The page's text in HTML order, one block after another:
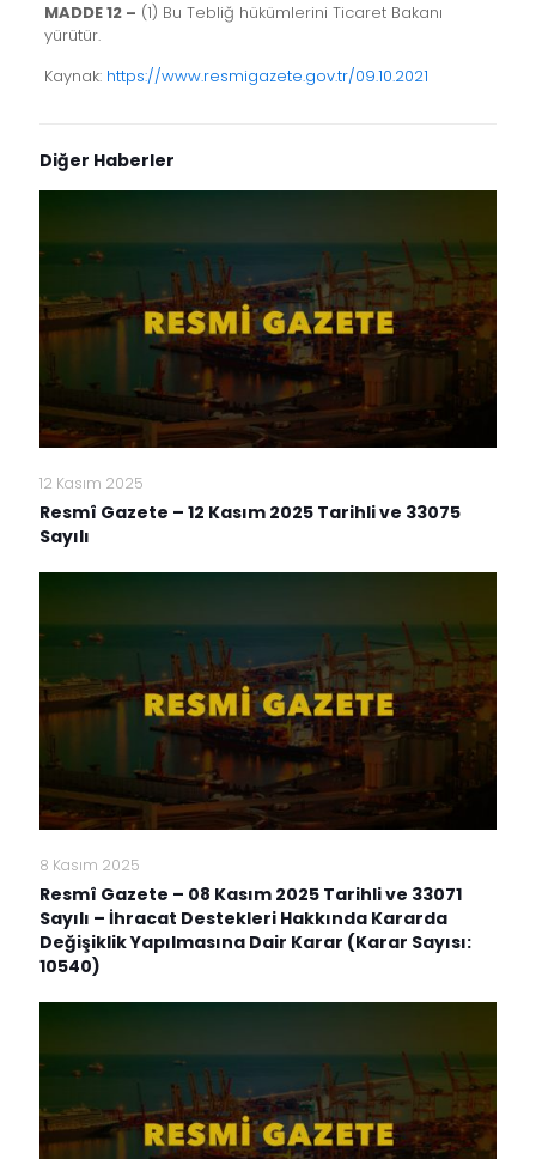
MADDE 12 – (1) Bu Tebliğ hükümlerini Ticaret Bakanı
yürütür.
Kaynak: https://www.resmigazete.gov.tr/09.10.2021
Diğer Haberler
12 Kasım 2025
Resmî Gazete – 12 Kasım 2025 Tarihli ve 33075
Sayılı
8 Kasım 2025
Resmî Gazete – 08 Kasım 2025 Tarihli ve 33071
Sayılı – İhracat Destekleri Hakkında Kararda
Değişiklik Yapılmasına Dair Karar (Karar Sayısı:
10540)